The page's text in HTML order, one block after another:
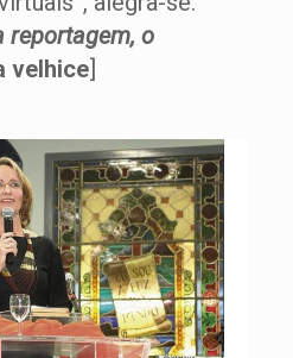
reportagem, o
velhice]